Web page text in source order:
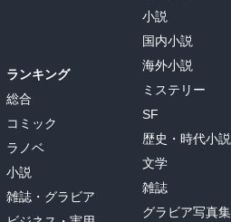
ランキング
総合
コミック
ラノベ
小説
雑誌・グラビア
小説
国内小説
海外小説
ミステリー
SF
歴史・時代小説
文学
雑誌
グラビア写真集